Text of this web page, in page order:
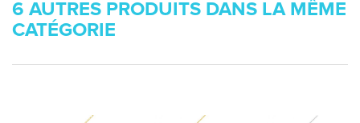
6 AUTRES PRODUITS DANS LA MÊME
CATÉGORIE